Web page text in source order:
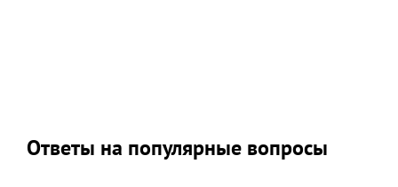
Ответы на популярные вопросы